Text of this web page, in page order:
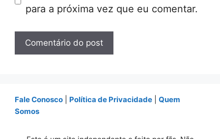
para a próxima vez que eu comentar.
Fale Conosco Política de Privacidade
Quem
Somos